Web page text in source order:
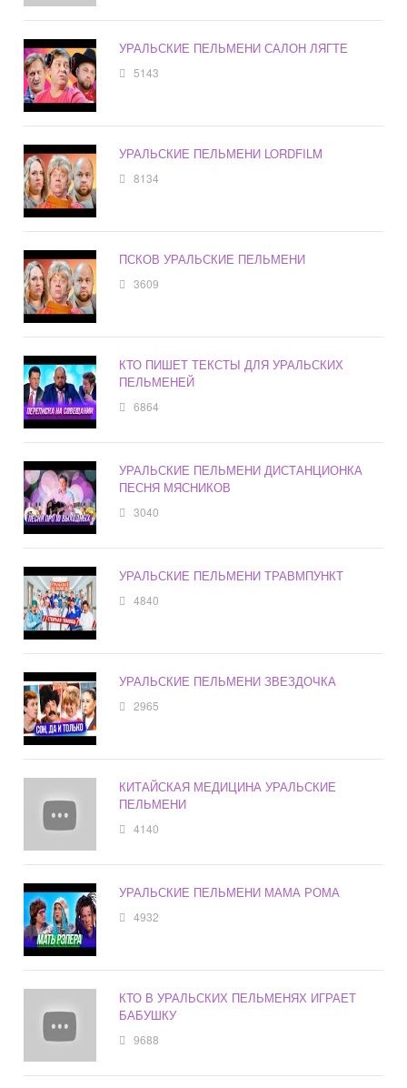
УРАЛЬСКИЕ ПЕЛЬМЕНИ САЛОН ЛЯГТЕ
5143
УРАЛЬСКИЕ ПЕЛЬМЕНИ LORDFILM
8134
ПСКОВ УРАЛЬСКИЕ ПЕЛЬМЕНИ
3609
КТО ПИШЕТ ТЕКСТЫ ДЛЯ УРАЛЬСКИХ
ПЕЛЬМЕНЕЙ
6864
УРАЛЬСКИЕ ПЕЛЬМЕНИ ДИСТАНЦИОНКА
ПЕСНЯ МЯСНИКОВ
3040
УРАЛЬСКИЕ ПЕЛЬМЕНИ ТРАВМПУНКТ
4840
УРАЛЬСКИЕ ПЕЛЬМЕНИ ЗВЕЗДОЧКА
2965
КИТАЙСКАЯ МЕДИЦИНА УРАЛЬСКИЕ
ПЕЛЬМЕНИ
4140
УРАЛЬСКИЕ ПЕЛЬМЕНИ МАМА РОМА
4932
КТО В УРАЛЬСКИХ ПЕЛЬМЕНЯХ ИГРАЕТ
БАБУШКУ
9688